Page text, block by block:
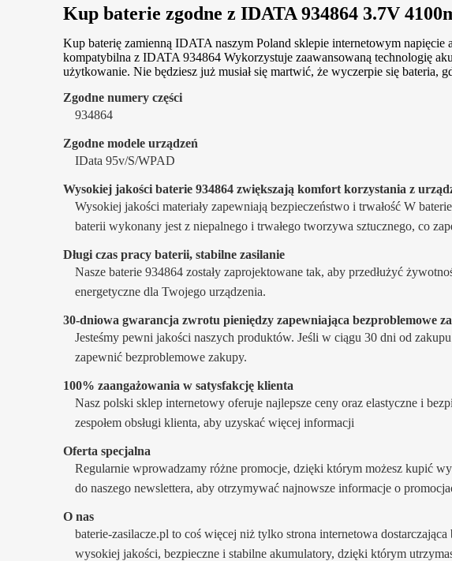
Kup baterie zgodne z IDATA 934864 3.7V
Kup baterię zamienną IDATA naszym Poland sklepie internetowym
kompatybilna z IDATA 934864 Wykorzystuje zaawansowaną technologię
użytkowanie. Nie będziesz już musiał się martwić, że wyczerpie się bateria,
Zgodne numery części
934864
Zgodne modele urządzeń
IData 95v/S/WPAD
Wysokiej jakości baterie 934864 zwiększają komfort korzystania z
Wysokiej jakości materiały zapewniają bezpieczeństwo i trwałość W
baterii wykonany jest z niepalnego i trwałego tworzywa sztucznego, co
Długi czas pracy baterii, stabilne zasilanie
Nasze baterie 934864 zostały zaprojektowane tak, aby przedłużyć
energetyczne dla Twojego urządzenia.
30-dniowa gwarancja zwrotu pieniędzy zapewniająca bezproblemowe
Jesteśmy pewni jakości naszych produktów. Jeśli w ciągu 30 dni od
zapewnić bezproblemowe zakupy.
100% zaangażowania w satysfakcję klienta
Nasz polski sklep internetowy oferuje najlepsze ceny oraz elastyczne i
zespołem obsługi klienta, aby uzyskać więcej informacji
Oferta specjalna
Regularnie wprowadzamy różne promocje, dzięki którym możesz kupić
do naszego newslettera, aby otrzymywać najnowsze informacje o
O nas
baterie-zasilacze.pl to coś więcej niż tylko strona internetowa
wysokiej jakości, bezpieczne i stabilne akumulatory, dzięki którym